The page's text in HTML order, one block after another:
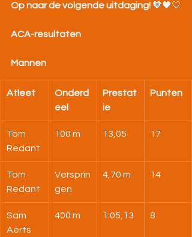
Op naar de volgende uitdaging! 🧡🖤🤍
ACA-resultaten
Mannen
Atleet
Onderd
eel
Prestat
ie
Punten
Tom
Redant
100 m 13,05 17
Tom
Redant
Versprin
gen
4,70 m 14
Sam
Aerts
400 m 1:05,13 8